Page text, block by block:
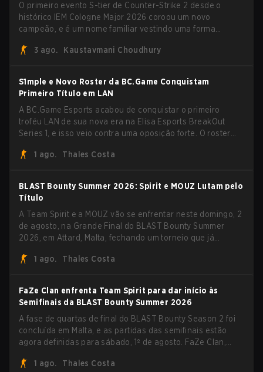
O primeiro evento S-tier de Counter-Strike 2 desde o
histórico IEM Cologne Major 2026 coroou um novo
campeão, e é um nome familiar vestindo uma forma
shuffles, avançou pela Team Spirit em uma série
3 ago. Kaustavmani Choudhury
S1mple e Novo Roster da BC.Game Conquistam
Primeiro Título em LAN
A BC.Game Esports acabou de conquistar o primeiro
troféu LAN de sua nova era na Elisa Esports BreakOut
Series 1, e isso veio contra uma oposição forte. O roster
campanha com cinco vitórias seguidas e uma varrida
1 ago. Thales Costa
BLAST Bounty Summer 2026: Spirit e MOUZ Lutam pelo
Título
A Team Spirit e a MOUZ vão se enfrentar neste domingo, 2
de agosto, na Grande Final do BLAST Bounty Summer
2026, em Attard, Malta, fechando um torneio que já
1 ago.
Thales Costa
FaZe Clan enfrenta Team Spirit para dar início às
Semifinais da BLAST Bounty Summer 2026
A fase de quartas de final do BLAST Bounty Season 2 foi
concluída em Malta, e as partidas das semifinais estão
agora definidas para sábado, 1º de agosto. FaZe Clan,
ainda lutando pelo troféu, enquanto paiN Gaming se
1 ago. Thales Costa